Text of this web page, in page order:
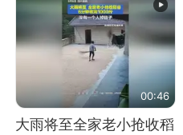
00:46
大雨将至全家老小抢收稻